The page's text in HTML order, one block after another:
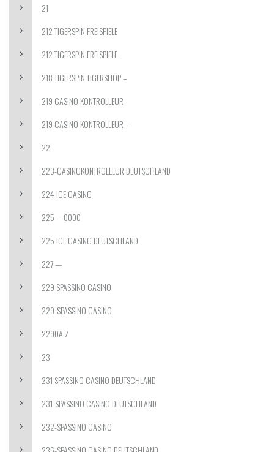
21
212 TIGERSPIN FREISPIELE
212 TIGERSPIN FREISPIELE-
218 TIGERSPIN TIGERSHOP –
219 CASINO KONTROLLEUR
219 CASINO KONTROLLEUR—
22
223-CASINOKONTROLLEUR DEUTSCHLAND
224 ICE CASINO
225 —0000
225 ICE CASINO DEUTSCHLAND
227 —
229 SPASSINO CASINO
229-SPASSINO CASINO
2290A Z
23
231 SPASSINO CASINO DEUTSCHLAND
231-SPASSINO CASINO DEUTSCHLAND
232-SPASSINO CASINO